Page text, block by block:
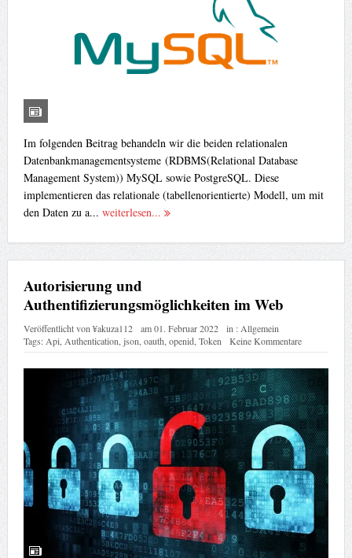
Im folgenden Beitrag behandeln wir die beiden relationalen
Datenbankmanagementsysteme (RDBMS(Relational Database
Management System)) MySQL sowie PostgreSQL. Diese
implementieren das relationale (tabellenorientierte) Modell, um mit
den Daten zu a... weiterlesen...
Autorisierung und
Authentifizierungsmöglichkeiten im Web
Veröffentlicht von¥akuza112 am01. Februar 2022 in : Allgemein
Tags: Api Authentication json oauth openid, Token Keine Kommentare